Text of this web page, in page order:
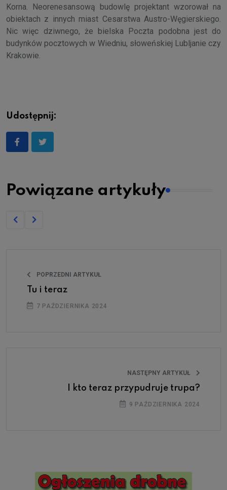
Korna. Neorenesansową budowlę projektant wzorował na
obiektach z innych miast Cesarstwa Austro-Węgierskiego.
Nic więc dziwnego, że bielska Poczta podobna jest do
budynków pocztowych w Wiedniu, słoweńskiej Lubljanie czy
Krakowie.
Udostępnij:
Powiązane artykuły
POPRZEDNI ARTYKUŁ
Tu i teraz
7 PAŹDZIERNIKA 2024
NASTĘPNY ARTYKUŁ
I kto teraz przypudruje trupa?
9 PAŹDZIERNIKA 2024